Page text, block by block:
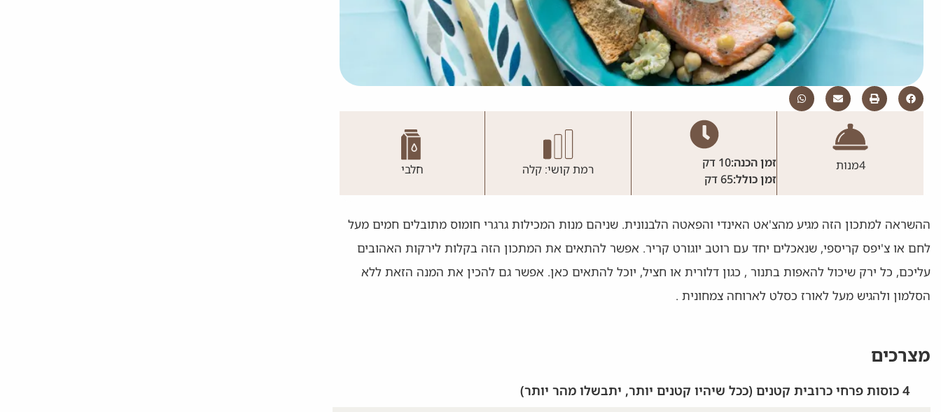
4מנות זמן הכנה:10 דק
זמן כולל:65 דק
רמת קושי: קלה חלבי
ההשראה למתכון הזה מגיע מהצ'אט האינדי והפאטה הלבנונית. שניהם מנות המכילות גרגרי חומוס מתובלים חמים מעל
לחם או צ'יפס קריספי, שנאכלים יחד עם רוטב יוגורט קריר. אפשר להתאים את המתכון הזה בקלות לירקות האהובים
עליכם, כל ירק שיכול להאפות בתנור , כגון דלורית או חציל, יוכל להתאים כאן. אפשר גם להכין את המנה הזאת ללא
הסלמון ולהגיש מעל לאורז כסלט לארוחה צמחונית .
מצרכים
4 כוסות פרחי כרובית קטנים (ככל שיהיו קטנים יותר, יתבשלו מהר יותר)